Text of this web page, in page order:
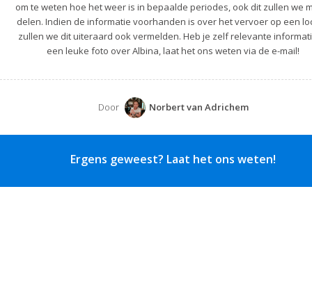
om te weten hoe het weer is in bepaalde periodes, ook dit zullen we
delen. Indien de informatie voorhanden is over het vervoer op een
zullen we dit uiteraard ook vermelden. Heb je zelf relevante
een leuke foto over Albina, laat het ons weten via de e-mail!
Door Norbert van Adrichem
Ergens geweest? Laat het ons weten!